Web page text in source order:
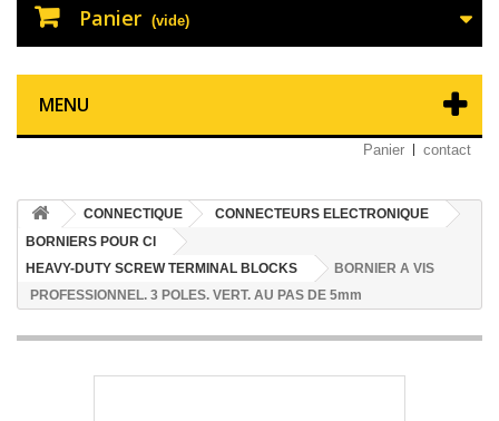
Panier (vide)
MENU
Panier contact
CONNECTIQUE
CONNECTEURS ELECTRONIQUE
BORNIERS POUR CI
HEAVY-DUTY SCREW TERMINAL BLOCKS
BORNIER A VIS
PROFESSIONNEL. 3 POLES. VERT. AU PAS DE 5mm